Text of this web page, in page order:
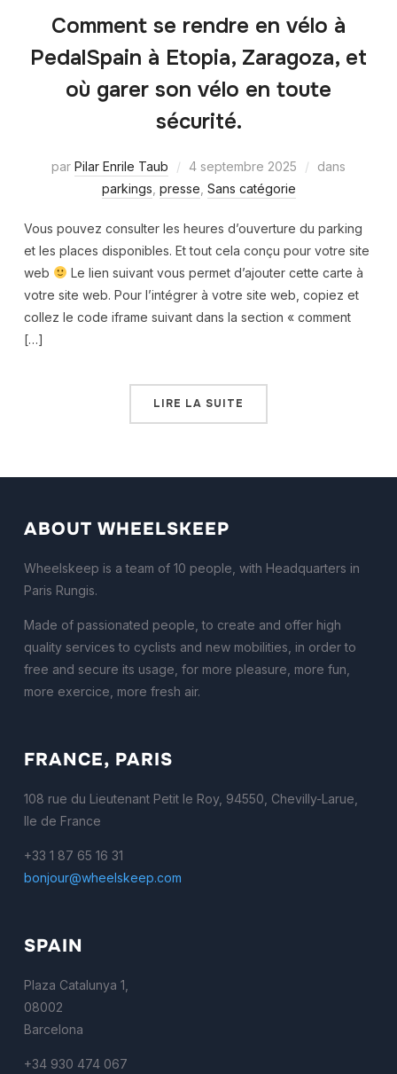
Comment se rendre en vélo à
PedalSpain à Etopia, Zaragoza, et
où garer son vélo en toute
sécurité.
par Pilar Enrile Taub 4 septembre 2025
dans
parkings presse Sans catégorie
Vous pouvez consulter les heures d’ouverture du parking
et les places disponibles. Et tout cela conçu pour votre site
web
Le lien suivant vous permet d’ajouter cette carte à
votre site web. Pour l’intégrer à votre site web, copiez et
collez le code iframe suivant dans la section « comment
[…]
LIRE LA SUITE
ABOUT WHEELSKEEP
Wheelskeep is a team of 10 people, with Headquarters in
Paris Rungis.
Made of passionated people, to create and offer high
quality services to cyclists and new mobilities, in order to
free and secure its usage, for more pleasure, more fun,
more exercice, more fresh air.
FRANCE, PARIS
108 rue du Lieutenant Petit le Roy, 94550, Chevilly-Larue,
Ile de France
+33 1 87 65 16 31
bonjour@wheelskeep.com
SPAIN
Plaza Catalunya 1,
08002
Barcelona
+34 930 474 067